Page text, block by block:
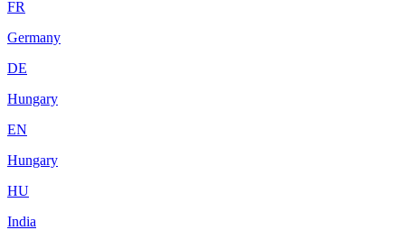
FR
Germany
DE
Hungary
EN
Hungary
HU
India